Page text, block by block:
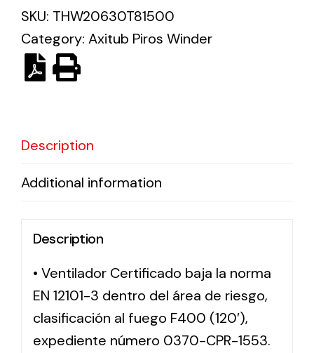
SKU: THW20630T81500
Category: Axitub Piros Winder
Description
Additional information
Description
• Ventilador Certificado baja la norma
EN 12101-3 dentro del área de riesgo,
clasificación al fuego F400 (120′),
expediente número 0370-CPR-1553.